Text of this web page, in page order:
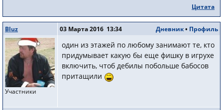
Цитата
Bluz
Участники
Дневник• Профиль
03 Марта 2016 13:34
один из этажей по любому занимают те, кто
придумывает какую бы еще фишку в игрухе
включить, чтоб дебилы побольше бабосов
притащили